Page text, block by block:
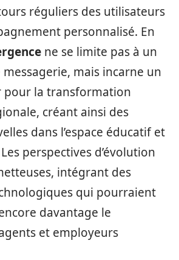
réguliers des utilisateurs
personnalisé. En
ne se limite pas à un
mais incarne un
pour la transformation
créant ainsi des
dans l’espace éducatif et
perspectives d’évolution
intégrant des
qui pourraient
davantage le
et employeurs